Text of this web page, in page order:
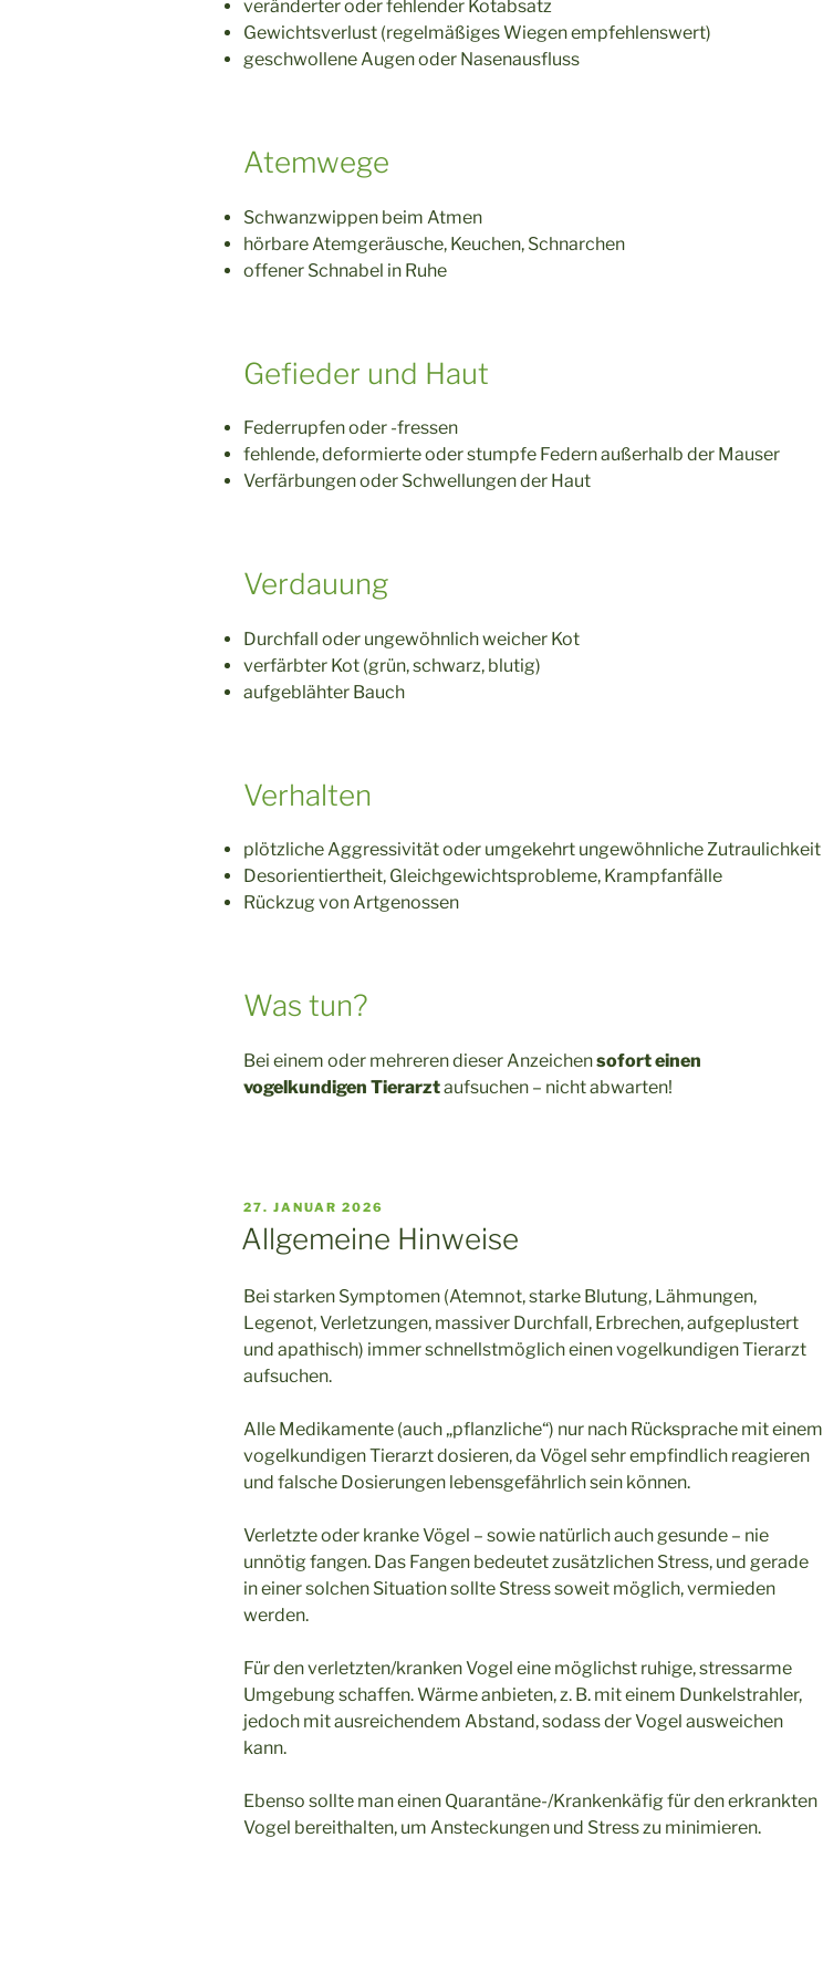
veränderter oder fehlender Kotabsatz
Gewichtsverlust (regelmäßiges Wiegen empfehlenswert)
geschwollene Augen oder Nasenausfluss
Atemwege
Schwanzwippen beim Atmen
hörbare Atemgeräusche, Keuchen, Schnarchen
offener Schnabel in Ruhe
Gefieder und Haut
Federrupfen oder -fressen
fehlende, deformierte oder stumpfe Federn außerhalb der Mauser
Verfärbungen oder Schwellungen der Haut
Verdauung
Durchfall oder ungewöhnlich weicher Kot
verfärbter Kot (grün, schwarz, blutig)
aufgeblähter Bauch
Verhalten
plötzliche Aggressivität oder umgekehrt ungewöhnliche Zutraulichkeit
Desorientiertheit, Gleichgewichtsprobleme, Krampfanfälle
Rückzug von Artgenossen
Was tun?
Bei einem oder mehreren dieser Anzeichensofort einen
vogelkundigen Tierarztaufsuchen – nicht abwarten!
VERÖFFENTLICHT
27. JANUAR 2026
Allgemeine Hinweise
Bei starken Symptomen (Atemnot, starke Blutung, Lähmungen,
Legenot, Verletzungen, massiver Durchfall, Erbrechen, aufgeplustert
und apathisch) immer schnellstmöglich einen vogelkundigen Tierarzt
aufsuchen.
Alle Medikamente (auch „pflanzliche“) nur nach Rücksprache mit einem
vogelkundigen Tierarzt dosieren, da Vögel sehr empfindlich reagieren
und falsche Dosierungen lebensgefährlich sein können.
Verletzte oder kranke Vögel – sowie natürlich auch gesunde – nie
unnötig fangen. Das Fangen bedeutet zusätzlichen Stress, und gerade
in einer solchen Situation sollte Stress soweit möglich, vermieden
werden.
Für den verletzten/kranken Vogel eine möglichst ruhige, stressarme
Umgebung schaffen. Wärme anbieten, z. B. mit einem Dunkelstrahler,
jedoch mit ausreichendem Abstand, sodass der Vogel ausweichen
kann.
Ebenso sollte man einen Quarantäne-/Krankenkäfig für den erkrankten
Vogel bereithalten, um Ansteckungen und Stress zu minimieren.